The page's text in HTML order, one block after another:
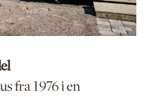
fra 1976 i en